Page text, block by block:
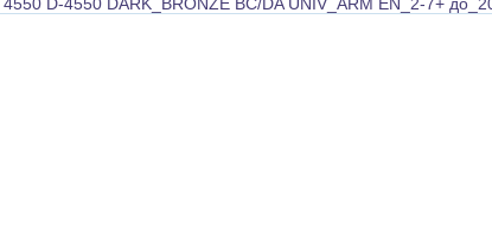
4550 D-4550 DARK_BRONZE BC/DA UNIV_ARM EN_2-7+